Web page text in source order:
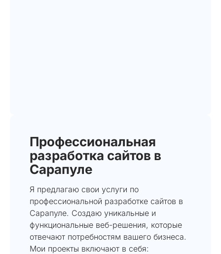
Профессиональная
разработка сайтов в
Сарапуле
Я предлагаю свои услуги по
профессиональной разработке сайтов в
Сарапуле. Создаю уникальные и
функциональные веб-решения, которые
отвечают потребностям вашего бизнеса.
Мои проекты включают в себя: